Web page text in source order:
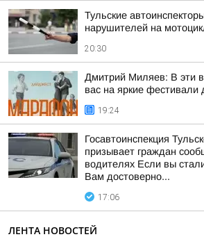
Тульские
нарушителей на
20:30
Дмитрий Миляев: В эти
вас на яркие фестивали
19:24
Госавтоинспекция
призывает граждан
водителях Если вы
Вам достоверно...
17:06
ЛЕНТА НОВОСТЕЙ